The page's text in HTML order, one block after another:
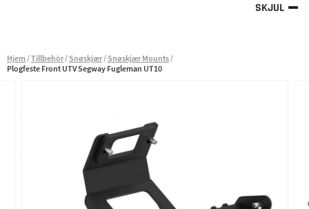
SKJUL
Hjem Tillbehör Snøskjær Snøskjær Mounts
Plogfeste Front UTV Segway Fugleman UT10